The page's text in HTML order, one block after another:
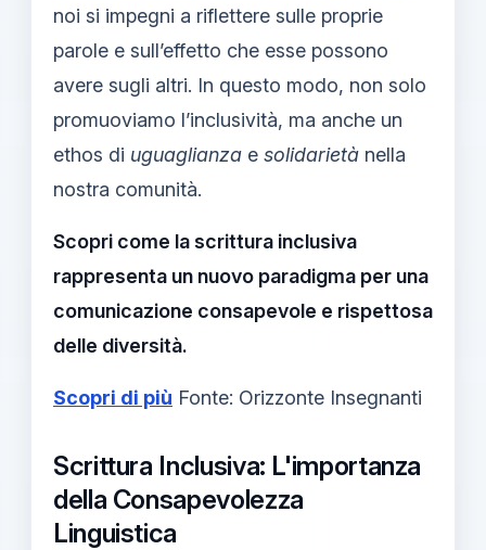
noi si impegni a riflettere sulle proprie
parole e sull’effetto che esse possono
avere sugli altri. In questo modo, non solo
promuoviamo l’inclusività, ma anche un
ethos di uguaglianza e solidarietà nella
nostra comunità.
Scopri come la scrittura inclusiva
rappresenta un nuovo paradigma per una
comunicazione consapevole e rispettosa
delle diversità.
Scopri di più Fonte: Orizzonte Insegnanti
Scrittura Inclusiva: L'importanza
della Consapevolezza
Linguistica